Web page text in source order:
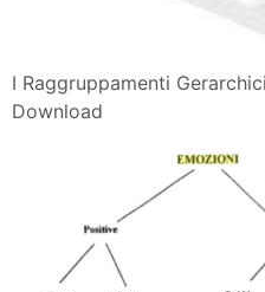
I Raggruppamenti
Download